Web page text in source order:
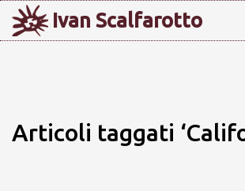
Ivan Scalfarotto
Articoli taggati